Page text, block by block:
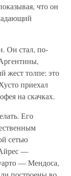
что он
Он стал, по-
жест толпе: это
приехал
на скачках.
Его
сетью
—
— Мендоса,